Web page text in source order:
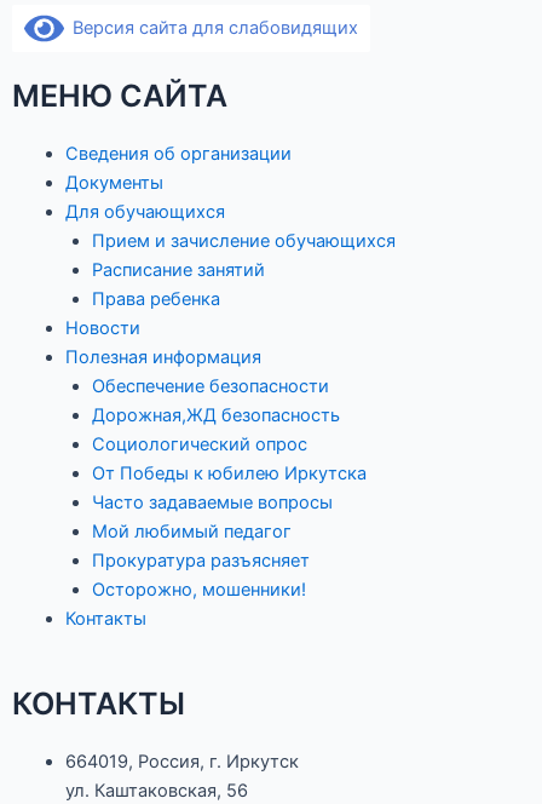
l
a
s
s
n
i
k
i
Версия сайта для слабовидящих
МЕНЮ САЙТА
Сведения об организации
Документы
Для обучающихся
Прием и зачисление обучающихся
Расписание занятий
Права ребенка
Новости
Полезная информация
Обеспечение безопасности
Дорожная,ЖД безопасность
Социологический опрос
От Победы к юбилею Иркутска
Часто задаваемые вопросы
Мой любимый педагог
Прокуратура разъясняет
Осторожно, мошенники!
Контакты
КОНТАКТЫ
664019, Россия, г. Иркутск
ул. Каштаковская, 56